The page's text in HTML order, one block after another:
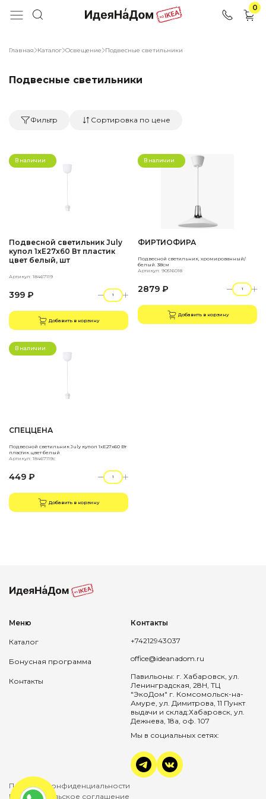
0
Главная Каталог Освещение Подвесные светильники
Подвесные светильники
Фильтр Сортировка по цене
В наличии
Подвесной светильник July
купол 1xE27x60 Вт пластик
цвет белый, шт
Артикул: 18467119
399 ₽
Добавить в корзину
В наличии
ФИРТИОФИРА
Подвесной светильник, хромированный/
белый. 38см
Артикул: 90516018
2879 ₽
Добавить в корзину
В наличии
СПЕЦЦЕНА
Подвесной светильник July купол 1xE27x60 Вт
пластик цвет белый
Артикул: 18467119с
449 ₽
Добавить в корзину
Меню
Каталог
Бонусная программа
Контакты
Контакты
+74212943037
office@ideanadom.ru
Павильоны: г. Хабаровск, ул.
Ленинградская, 28Н, ТЦ
"ЭкоДом" г. Комсомольск-на-
Амуре, ул. Димитрова, 11 Пункт
выдачи и склад:Хабаровск, ул.
Дежнева, 18а, оф. 107
Мы в социальных сетях:
Политика конфиденциальности
Пользовательское соглашение